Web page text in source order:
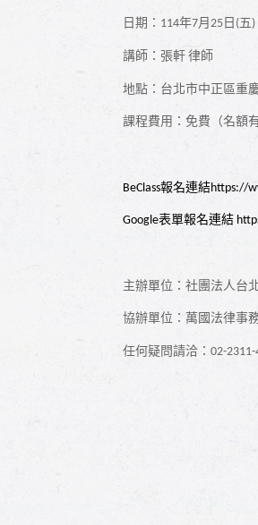
日期： 114年7月 25 日 (五
講師：張軒 律師
地點：台北市中正區重
課程費用：免費（名額
BeClass報名連結https://
Google表單報名連結
主辦單位：社團法人台
協辦單位：萬國法律事
任何疑問請洽：02-2311-